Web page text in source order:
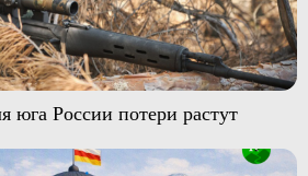
юга России потери растут